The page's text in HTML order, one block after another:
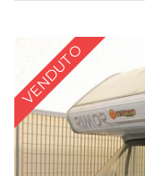
VENDUTO